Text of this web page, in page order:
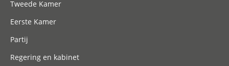
Tweede Kamer
Eerste Kamer
Partij
Regering en kabinet